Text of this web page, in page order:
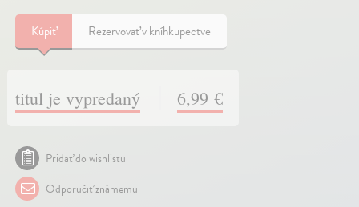
Kúpiť Rezervovať v kníhkupectve
titul je vypredaný 6,99 €
Pridať do wishlistu
Odporučiť známemu